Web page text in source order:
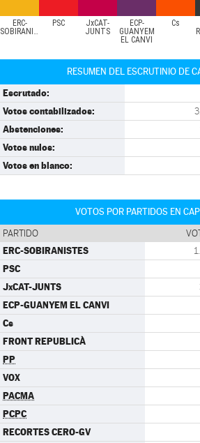
ERC-
SOBIRANISTES
PSC
JxCAT-
JUNTS
ECP-
GUANYEM
EL CANVI
Cs
RESUMEN DEL ESCRUTINIO DE
Escrutado:
Votos contabilizados:
Abstenciones:
Votos nulos:
Votos en blanco:
VOTOS POR PARTIDOS EN
PARTIDO
ERC-SOBIRANISTES
PSC
JxCAT-JUNTS
ECP-GUANYEM EL CANVI
Cs
FRONT REPUBLICÀ
PP
VOX
PACMA
PCPC
RECORTES CERO-GV